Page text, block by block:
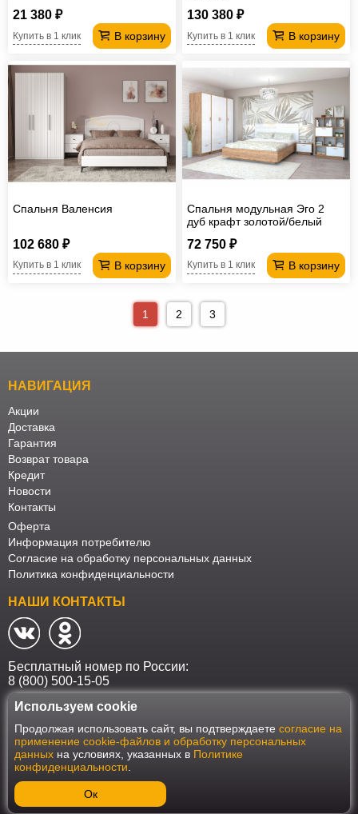
21 380 ₽
В корзину
Купить в 1 клик
130 380 ₽
В корзину
Купить в 1 клик
Спальня Валенсия
102 680 ₽
В корзину
Купить в 1 клик
Спальня модульная Эго 2
дуб крафт золотой/белый
72 750 ₽
В корзину
Купить в 1 клик
1 2 3
НАВИГАЦИЯ
Акции
Доставка
Гарантия
Возврат товара
Кредит
Новости
Контакты
Оферта
Информация потребителю
Согласие на обработку персональных данных
Политика конфиденциальности
НАШИ КОНТАКТЫ
Бесплатный номер по России:
8 (800) 500-15-05
Наш интернет-магазин работает в соответствии с требованиями
Федерального закона от 27 июля 2006 года №152-ФЗ "О персональных
данных". Оформить заказ на сайте Мебеласка возможно только при
наличии согласия на обработку Ваших персональных данных. Для
улучшения работы сайта и его взаимодействия с пользователями мы
используем файлы cookie. Продолжая пользоваться сайтом, вы
соглашаетесь с использованием cookie.
Используем cookie
Продолжая использовать сайт, вы подтверждаете согласие на
применение cookie-файлов и обработку персональных
данных на условиях, указанных в Политике
конфиденциальности
Ок